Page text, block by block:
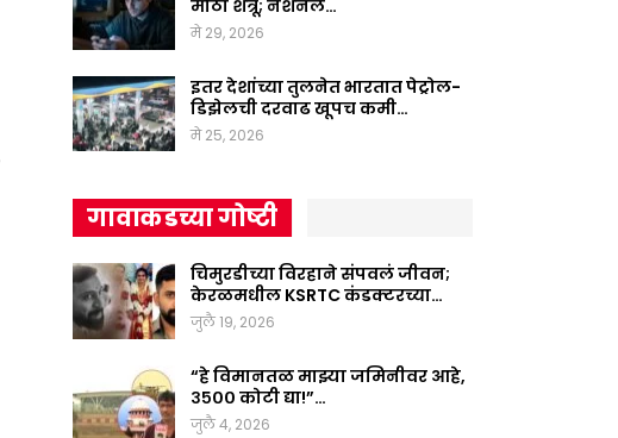
मोठा शत्रू; नॅशनल…
मे 29, 2026
इतर देशांच्या तुलनेत भारतात पेट्रोल-
डिझेलची दरवाढ खूपच कमी…
मे 25, 2026
गावाकडच्या गोष्टी
चिमुरडीच्या विरहाने संपवलं जीवन;
केरळमधील KSRTC कंडक्टरच्या…
जुलै 19, 2026
“हे विमानतळ माझ्या जमिनीवर आहे,
३५०० कोटी द्या!”…
जुलै 4, 2026